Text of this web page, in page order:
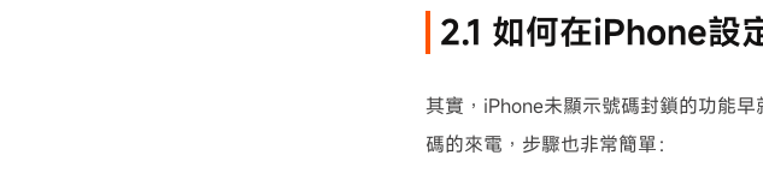
2.1 如何在iPhone設
其實，iPhone未顯示號碼封鎖的功能
碼的來電，步驟也非常簡單：